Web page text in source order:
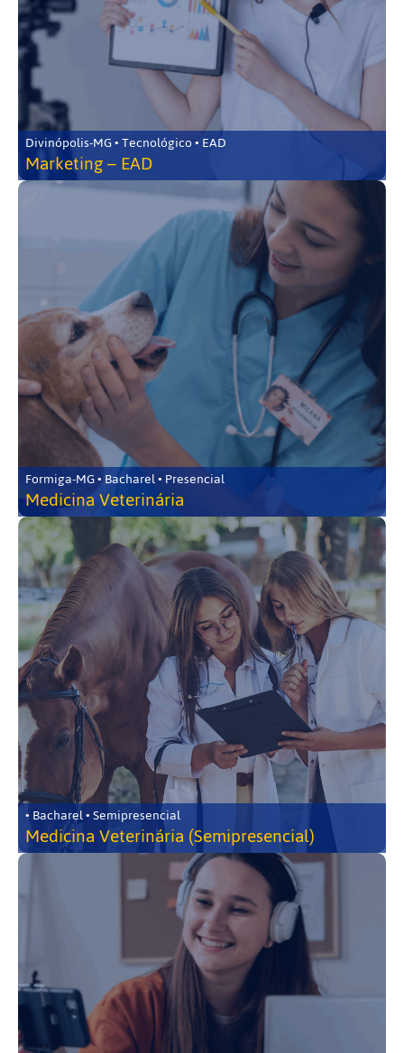
Divinópolis-MG • Tecnológico • EAD
Marketing – EAD
Formiga-MG • Bacharel • Presencial
Medicina Veterinária
• Bacharel • Semipresencial
Medicina Veterinária (Semipresencial)